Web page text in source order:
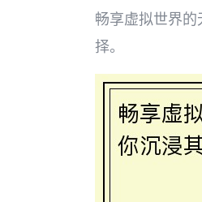
畅享虚拟世界
择。